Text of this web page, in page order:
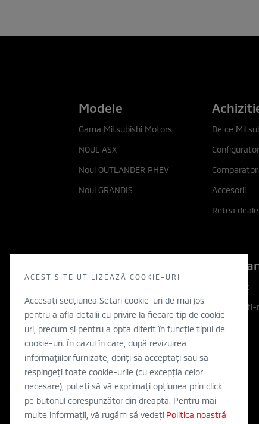
Modele
Gama Mitsubishi Motors
NOUL ASX
Noul OUTLANDER PHEV
Noul GRANDIS
De ce
Configurator
Comparator
Accesorii
Retea
Filozofia noastra
Inovatie
Electric
Concept cars
Stiri
Companie
Contactati-
WLTP
ACEST SITE UTILIZEAZĂ COOKIE-URI
Accesați secțiunea Setări cookie-uri de mai jos
pentru a afla detalii cu privire la fiecare tip de cookie-
uri, precum și pentru a opta diferit în funcție tipul de
cookie-uri. În cazul în care, după revizuirea
informațiilor furnizate, doriți să acceptați sau să
respingeți toate cookie-urile (cu excepția celor
necesare), puteți să vă exprimați opțiunea prin click
pe butonul corespunzător din dreapta. Pentru mai
multe informații, vă rugăm să vedeți Politica noastră